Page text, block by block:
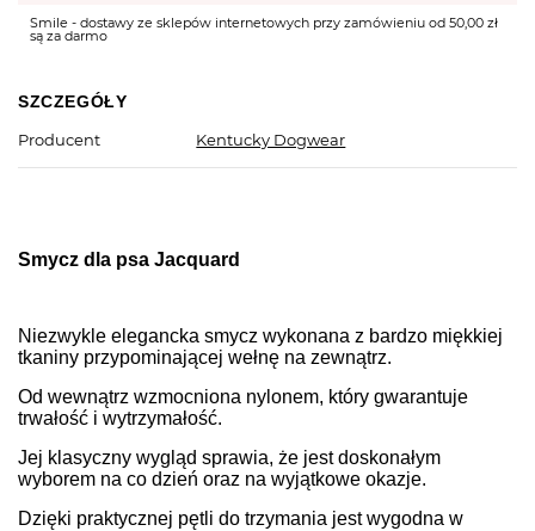
Smile - dostawy ze sklepów internetowych przy zamówieniu od 50,00 zł
są za darmo
SZCZEGÓŁY
Producent
Kentucky Dogwear
Smycz dla psa Jacquard
Niezwykle elegancka smycz wykonana z bardzo miękkiej
tkaniny przypominającej wełnę na zewnątrz.
Od wewnątrz wzmocniona nylonem, który gwarantuje
trwałość i wytrzymałość.
Jej klasyczny wygląd sprawia, że jest doskonałym
wyborem na co dzień oraz na wyjątkowe okazje.
Dzięki praktycznej pętli do trzymania jest wygodna w